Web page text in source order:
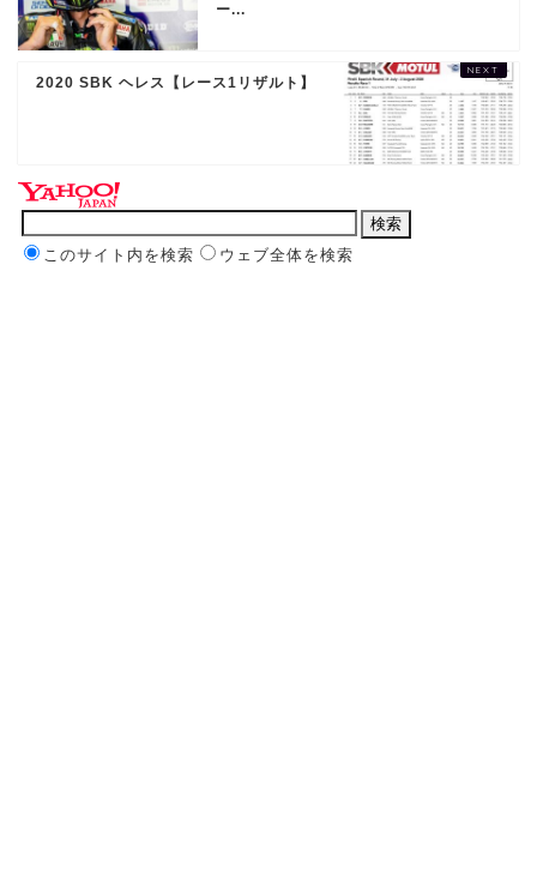
ー...
2020 SBK ヘレス【レース1リザルト】
このサイト内を検索 ウェブ全体を検索